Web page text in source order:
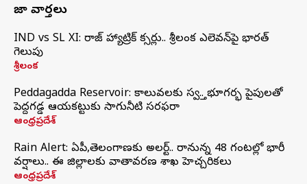
తాజా వార్తలు
IND vs SL XI: సిరాజ్‌ హ్యాట్రిక్‌ సిక్సర్లు.. శ్రీలంక ఎలెవన్‌పై భారత్‌
గెలుపు
శ్రీలంక
Peddagadda Reservoir: కాలువలకు స్వస్తి.. భూగర్భ పైపులతో
పెద్దగడ్డ ఆయకట్టుకు సాగునీటి సరఫరా
ఆంధ్రప్రదేశ్
Rain Alert: ఏపీ,తెలంగాణకు అలర్ట్.. రానున్న 48 గంటల్లో భారీ
వర్షాలు.. ఈ జిల్లాలకు వాతావరణ శాఖ హెచ్చరికలు
ఆంధ్రప్రదేశ్